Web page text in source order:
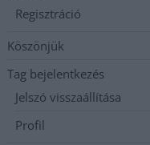
Regisztráció
Köszönjük
Tag bejelentkezés
Jelszó visszaállítása
Profil